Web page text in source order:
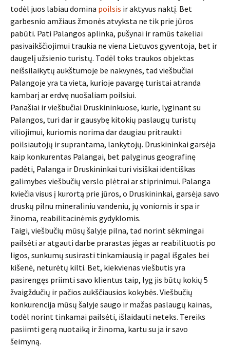
todėl juos labiau domina poilsis ir aktyvus naktį. Bet
garbesnio amžiaus žmonės atvyksta ne tik prie jūros
pabūti. Pati Palangos aplinka, pušynai ir ramūs takeliai
pasivaikščiojimui traukia ne viena Lietuvos gyventoja, bet ir
daugelį užsienio turistų. Todėl toks traukos objektas
neišsilaikytų aukštumoje be nakvynės, tad viešbučiai
Palangoje yra ta vieta, kurioje pavargę turistai atranda
kambarį ar erdvę nuošaliam poilsiui.
Panašiai ir viešbučiai Druskininkuose, kurie, lyginant su
Palangos, turi dar ir gausybę kitokių paslaugų turistų
viliojimui, kuriomis norima dar daugiau pritraukti
poilsiautojų ir suprantama, lankytojų. Druskininkai garsėja
kaip konkurentas Palangai, bet palyginus geografinę
padėti, Palanga ir Druskininkai turi visiškai identiškas
galimybes viešbučių verslo plėtrai ar stiprinimui. Palanga
kviečia visus į kurortą prie jūros, o Druskininkai, garsėja savo
druskų pilnu mineraliniu vandeniu, jų voniomis ir spa ir
žinoma, reabilitacinėmis gydyklomis.
Taigi, viešbučių mūsų šalyje pilna, tad norint sėkmingai
pailsėti ar atgauti darbe prarastas jėgas ar reabilituotis po
ligos, sunkumų susirasti tinkamiausią ir pagal išgales bei
kišenė, neturėtų kilti. Bet, kiekvienas viešbutis yra
pasirengęs priimti savo klientus taip, lyg jis būtų kokių 5
žvaigždučių ir pačios aukščiausios kokybės. Viešbučių
konkurencija mūsų šalyje saugo ir mažas paslaugų kainas,
todėl norint tinkamai pailsėti, išlaidauti neteks. Tereiks
pasiimti gerą nuotaiką ir žinoma, kartu su ja ir savo
šeimyną.